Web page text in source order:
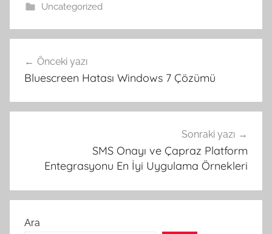
Uncategorized
gezinmesi
Önceki yazı
Bluescreen Hatası Windows 7 Çözümü
Sonraki yazı
SMS Onayı ve Çapraz Platform
Entegrasyonu En İyi Uygulama Örnekleri
Ara